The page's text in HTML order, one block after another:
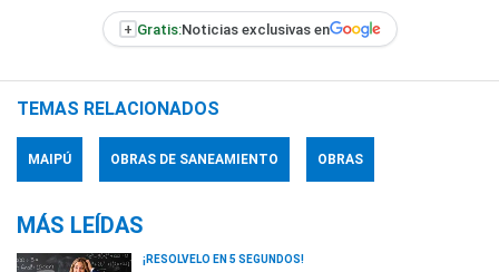
+ Gratis:Noticias exclusivas en
TEMAS RELACIONADOS
MAIPÚ OBRAS DE SANEAMIENTO OBRAS
MÁS LEÍDAS
¡RESOLVELO EN 5 SEGUNDOS!